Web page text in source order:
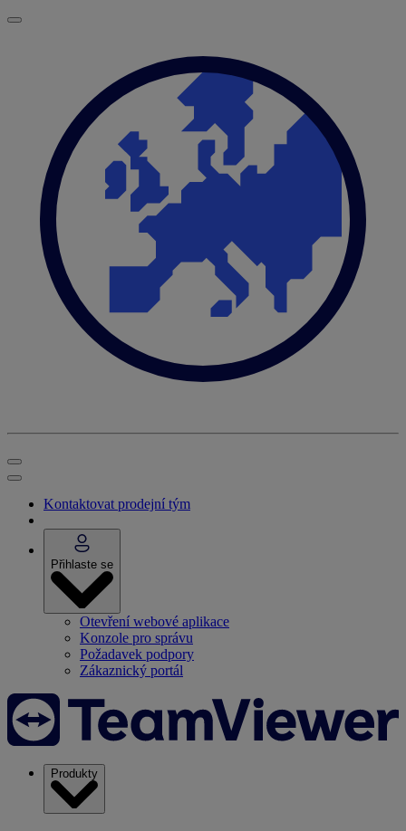
Kontaktovat prodejní tým
Přihlaste se
Otevření webové aplikace
Konzole pro správu
Požadavek podpory
Zákaznický portál
Produkty